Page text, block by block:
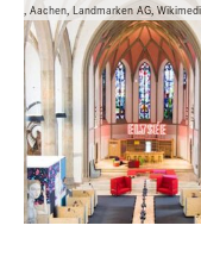
Aachen, Landmarken AG,